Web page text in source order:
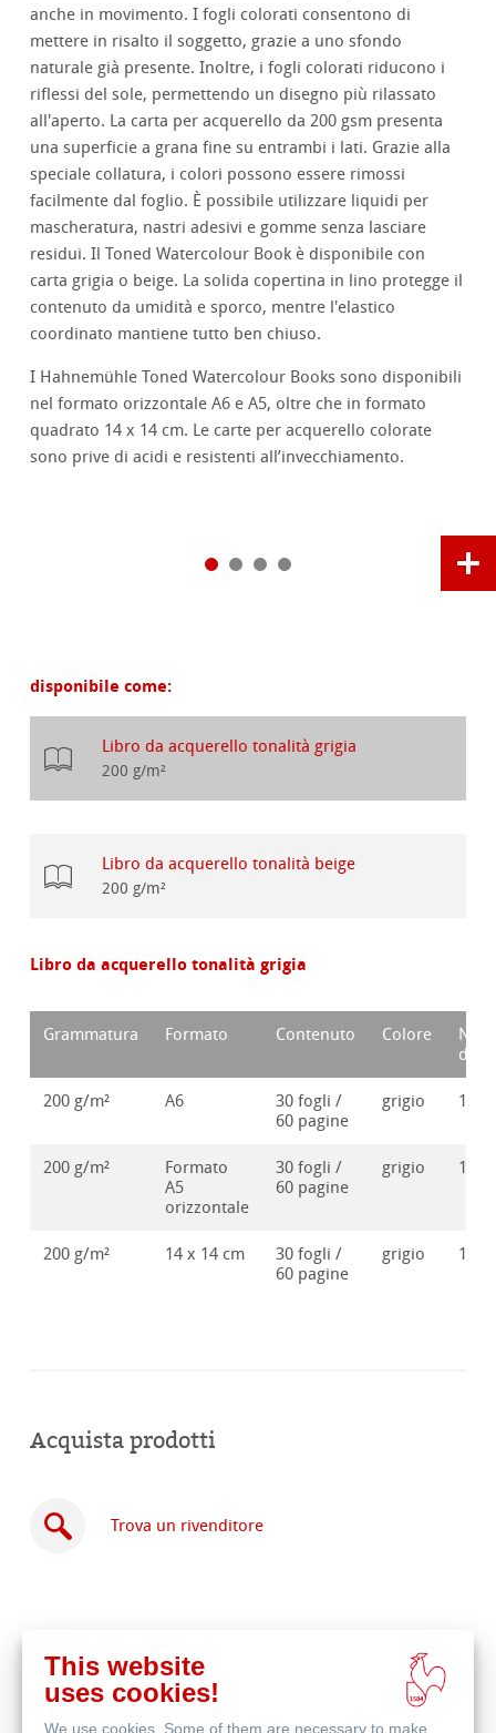
anche in movimento. I fogli colorati consentono di
mettere in risalto il soggetto, grazie a uno sfondo
naturale già presente. Inoltre, i fogli colorati riducono i
riflessi del sole, permettendo un disegno più rilassato
all'aperto. La carta per acquerello da 200 gsm presenta
una superficie a grana fine su entrambi i lati. Grazie alla
speciale collatura, i colori possono essere rimossi
facilmente dal foglio. È possibile utilizzare liquidi per
mascheratura, nastri adesivi e gomme senza lasciare
residui. Il Toned Watercolour Book è disponibile con
carta grigia o beige. La solida copertina in lino protegge il
contenuto da umidità e sporco, mentre l'elastico
coordinato mantiene tutto ben chiuso.
I Hahnemühle Toned Watercolour Books sono disponibili
nel formato orizzontale A6 e A5, oltre che in formato
quadrato 14 x 14 cm. Le carte per acquerello colorate
sono prive di acidi e resistenti all’invecchiamento.
disponibile come:
Libro da acquerello tonalità grigia
200 g/m²
Libro da acquerello tonalità beige
200 g/m²
Libro da acquerello tonalità grigia
Grammatura Formato Contenuto Colore
200 g/m² A6
30 fogli /
60 pagine
grigio
200 g/m²
Formato
A5
orizzontale
30 fogli /
60 pagine
grigio
200 g/m² 14 x 14 cm
30 fogli /
60 pagine
grigio
Acquista prodotti
Trova un rivenditore
Acquista
online
This website
uses cookies!
We use cookies. Some of them are necessary to make